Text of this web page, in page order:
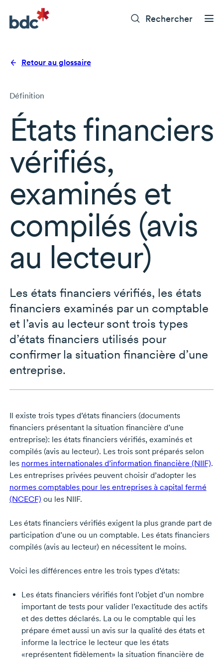
Rechercher
Retour au glossaire
Définition
États financiers
vérifiés,
examinés et
compilés (avis
au lecteur)
Les états financiers vérifiés, les états
financiers examinés par un comptable
et l’avis au lecteur sont trois types
d’états financiers utilisés pour
confirmer la situation financière d’une
entreprise.
Il existe trois types d’états financiers (documents
financiers présentant la situation financière d’une
entreprise): les états financiers vérifiés, examinés et
compilés (avis au lecteur). Les trois sont préparés selon
les normes internationales d’information financière (NIIF).
Les entreprises privées peuvent choisir d’adopter les
normes comptables pour les entreprises à capital fermé
(NCECF) ou les NIIF.
Les états financiers vérifiés exigent la plus grande part de
participation d’une ou un comptable. Les états financiers
compilés (avis au lecteur) en nécessitent le moins.
Voici les différences entre les trois types d’états:
Les états financiers vérifiés font l’objet d’un nombre
important de tests pour valider l’exactitude des actifs
et des dettes déclarés. La ou le comptable qui les
prépare émet aussi un avis sur la qualité des états et
informe la lectrice le lecteur que les états
«représentent fidèlement» la situation financière de